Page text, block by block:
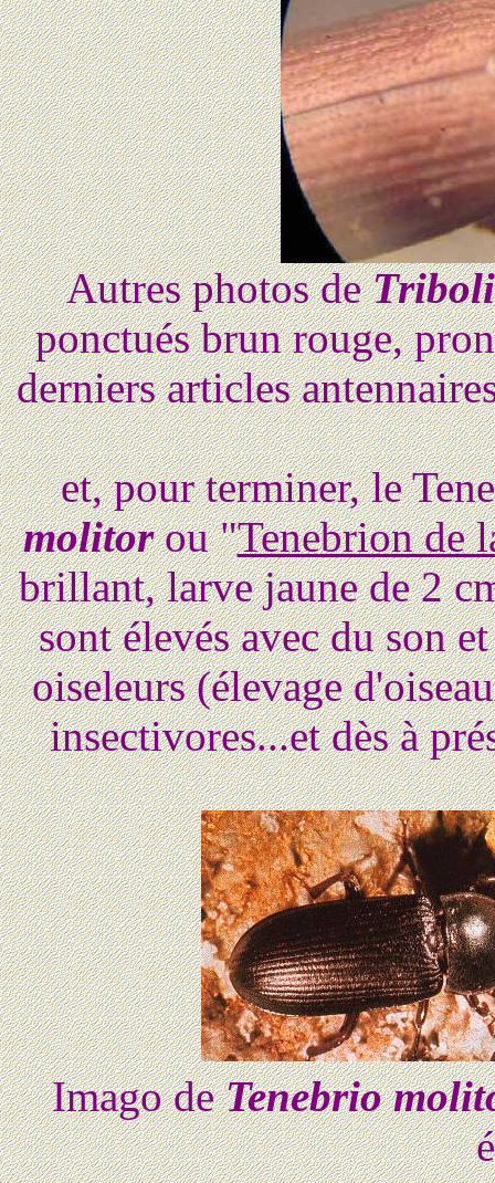
Autres photos de
ponctués brun rouge,
derniers articles
et, pour terminer, le
molitorou "Tenebrion de
brillant, larve jaune de 2
sont élevés avec du son
oiseleurs (élevage
insectivores...et dès à
Imago deTenebrio